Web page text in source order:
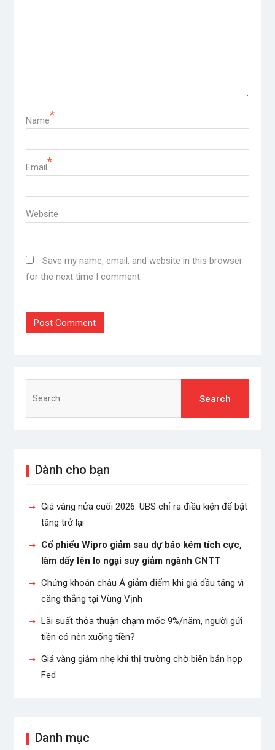
Name*
Email*
Website
Save my name, email, and website in this browser
for the next time I comment.
for:
Dành cho bạn
Giá vàng nửa cuối 2026: UBS chỉ ra điều kiện để bật
tăng trở lại
Cổ phiếu Wipro giảm sau dự báo kém tích cực,
làm dấy lên lo ngại suy giảm ngành CNTT
Chứng khoán châu Á giảm điểm khi giá dầu tăng vì
căng thẳng tại Vùng Vịnh
Lãi suất thỏa thuận chạm mốc 9%/năm, người gửi
tiền có nên xuống tiền?
Giá vàng giảm nhẹ khi thị trường chờ biên bản họp
Fed
Danh mục